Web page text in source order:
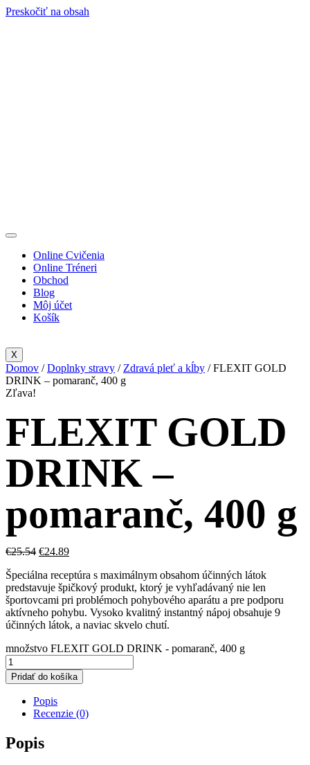
Preskočiť na obsah
Online Cvičenia
Online Tréneri
Obchod
Blog
Môj účet
Košík
X
Domov /Doplnky stravy / Zdravá pleť a kĺby / FLEXIT GOLD
DRINK – pomaranč, 400 g
Zľava!
FLEXIT GOLD
DRINK –
pomaranč, 400 g
€25.54 €24.89
Špeciálna receptúra s maximálnym obsahom účinných látok
predstavuje špičkový produkt, ktorý je vyhľadávaný nie len
športovcami pri problémoch pohybového aparátu a pre podporu
aktívneho pohybu. Vysoko kvalitný instantný nápoj obsahuje 9
účinných látok, a naviac skvelo chutí.
množstvo FLEXIT GOLD DRINK - pomaranč, 400 g
Pridať do košíka
Popis
Recenzie (0)
Popis